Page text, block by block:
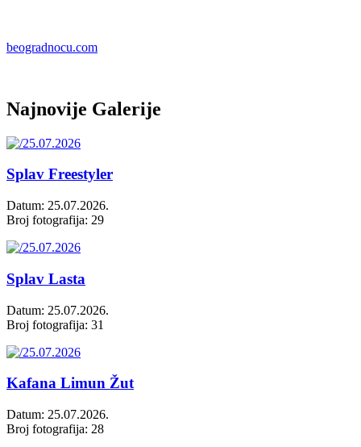
beogradnocu.com
Najnovije Galerije
Splav Freestyler
Datum: 25.07.2026.
Broj fotografija: 29
Splav Lasta
Datum: 25.07.2026.
Broj fotografija: 31
Kafana Limun Žut
Datum: 25.07.2026.
Broj fotografija: 28